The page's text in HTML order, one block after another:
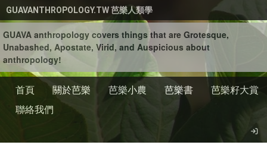
移至主內容
GUAVANTHROPOLOGY.TW 芭樂人類學
GUAVA anthropology covers things that are Grotesque,
Unabashed, Apostate, Virid, and Auspicious about
anthropology!
首頁 關於芭樂 芭樂小農 芭樂書
芭樂籽大賞
聯絡我們